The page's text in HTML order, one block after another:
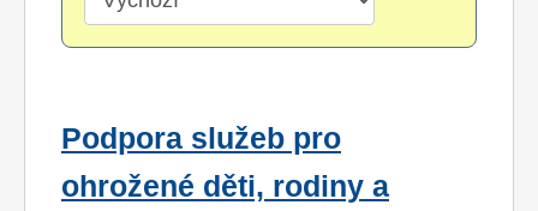
Podpora služeb pro
ohrožené děti, rodiny a